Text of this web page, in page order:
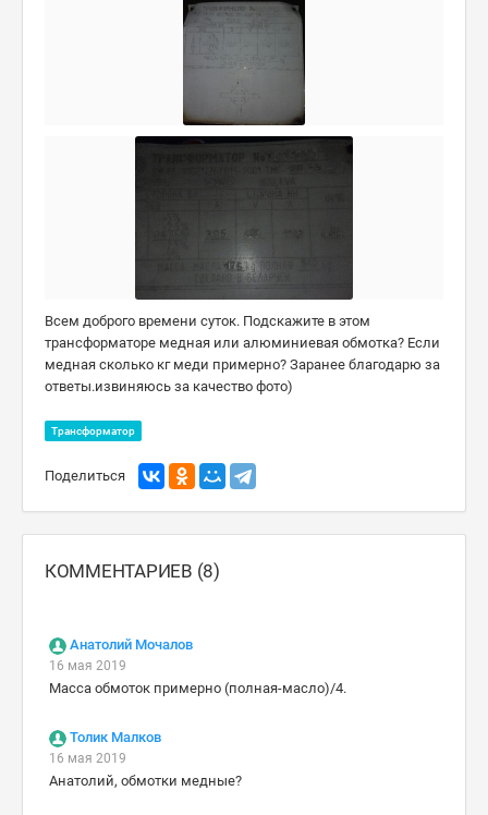
Всем доброго времени суток. Подскажите в этом
трансформаторе медная или алюминиевая обмотка? Если
медная сколько кг меди примерно? Заранее благодарю за
ответы.извиняюсь за качество фото)
Трансформатор
Поделиться
КОММЕНТАРИЕВ (8)
Анатолий Мочалов
16 мая 2019
Масса обмоток примерно (полная-масло)/4.
Толик Малков
16 мая 2019
Анатолий, обмотки медные?